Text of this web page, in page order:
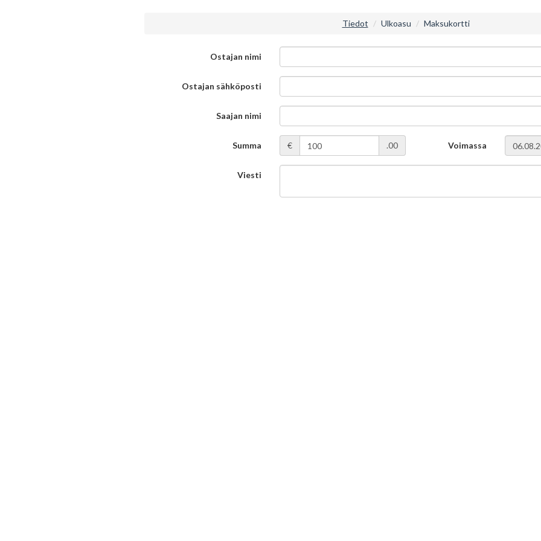
Tiedot Ulkoasu Maksukortti
Ostajan nimi
Ostajan sähköposti
Saajan nimi
Summa € .00 Voimassa
Viesti